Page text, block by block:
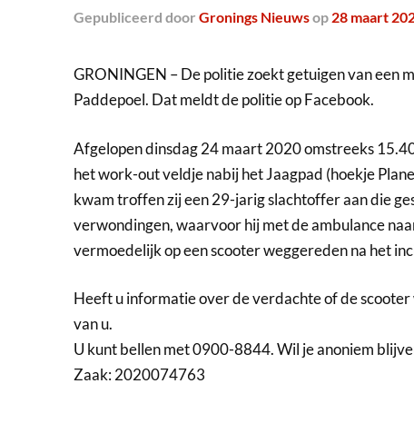
Gepubliceerd door Gronings Nieuwsop 28 maart
GRONINGEN – De politie zoekt getuigen van een
Paddepoel. Dat meldt de politie op Facebook.
Afgelopen dinsdag 24 maart 2020 omstreeks
het work-out veldje nabij het Jaagpad (hoekje
kwam troffen zij een 29-jarig slachtoffer aan die
verwondingen, waarvoor hij met de ambulance
vermoedelijk op een scooter weggereden na het
Heeft u informatie over de verdachte of de
van u.
U kunt bellen met 0900-8844. Wil je anoniem
Zaak: 2020074763